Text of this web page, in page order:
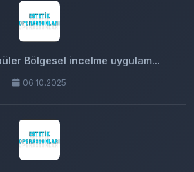
Bölgesel incelme uygulam...
06.10.2025